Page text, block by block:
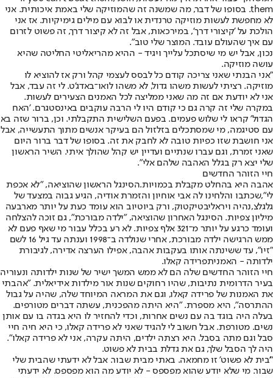
them. בסופו של דבר, מה שמשנה זה שהמוזיקה שלי באמת איכותית. אני
לא מחפשת לעשות מוזיקה טרנדית או לבוא עם מילים גימיקיות. אז אני
הולכת על 'קיצורי דרך', במירכאות, אבל זה לא קיצור דרך, זה פשוט לזרום
עם איך שהעולם עובד. המוצר שלי טוב".
נכון, אבל יש מי שיסתכל עלייך ויגיד - ההיא מהריאליטי החליטה שהיא
עושה מוזיקה.
"אני הבנתי שאני צריכה קודם כל לבסס לעצמי קהל ורק אז להוציא לו
מוזיקה. רציתי לעשות משהו גדול, לא משהו לואו־באדג'ט. לי זה עבד, אבל
אני לא יודעת אם זה מה שאני ממליצה לכל האמנים הצעירים לעשות.
במקרה שלי זה קרה גם כי קודם היו לי הרבה עוקבים באינסטגרם. 'האח
הגדול' קראו לי שלוש פעמים. בפעם השלישית התקבלתי. וכן, ברור שזה בא
עם סטיגמה, מי שמסתכלים בזלזול הם בעיקר אנשים מתוך התעשייה, אבל
אני חושבת שזו כפיות טובה לא לחבק את זה. בסופו של דבר ברור היום
שאני זמרת, וגם עברו שנתיים ועדיין יש קהל שהולך איתי. השיר הראשון
שלי יצא רק בגלל האהבה שלהם אלי".
חיי הזוהר החדשים
אהבה היא בהחלט מקבלת בכמויות.הסינגל הראשון שהוציאה, "לא אכפת
לי",שכתבו והלחינו לה אבי אוחיון והזמרת אודיה, הגיע גבוה במצעד של
גלגלצ,נהיה ויראליבטיקטוק, ורק ביוטיוב הוא עומד כעת על יותר מארבעה
מיליון צפיות. הסינגל האחרון שהוציאה, "ילדה מבורכת", גם זוכה להצלחה
ועומד כרגע על יותר מ־321 אלף צפיות. לא רע בכלל עבור מי שאף פעם לא
ממש הרגישה ילדה מבורכת, אחרי שנולדה ב־1998 וענתה עד גיל 16 לשם
"זיו", עד ששינתה אותו בעקבות אהבה, אפילו הערצה אדירה, לגיבורת
ילדותה - האמניתפרידה קאלו.
חיי הזוהר החדשים שלה הם לא ממש המשך ישיר של שנות ילדותה ונעוריה
בעיר הדרומית נתיבות, שהיו רחוקים שנות אור מילדות אידיאלית. "אהבתי
את האמנות של פרידה קאלו, וגם את המראה המיוחד שלה, שהיה על גבול
ההתרסה", היא מספרת. "היא היתה מהפכנית, עשתה דברים מטורפים.
בעלה היה בוגד בה עם נשים אחרות, וכדי להחזיר לו היא בגדה בו עם אותן
נשים. מטורפת. אבל חשוב לי להגיד שאני לא פרידה קאלו, כי היא חיה חיי
סבל וגם מתה בסבל. היא רצתה ילדים, היתה עקרה, אני לא פרידה קאלו".
היה לך הסבל שלך, גם את גדלת בבית לא פשוט.
"'בית לא פשוט' זו מחמאה. באתי מבית שבור. אבל לא ידעתי שהבית שלי
שבור. מי שלא יודע שהוא מפספס - לא יודע מה הוא מפספס. לא ידעתי